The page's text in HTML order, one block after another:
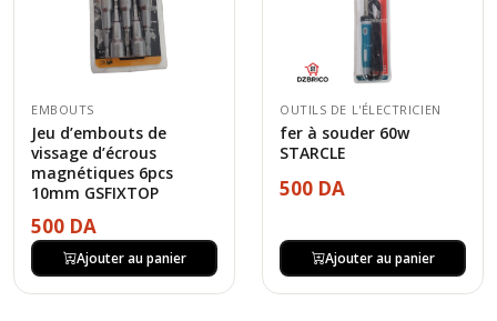
EMBOUTS
Jeu d’embouts de
vissage d’écrous
magnétiques 6pcs
10mm GSFIXTOP
500 DA
Ajouter au panier
OUTILS DE L'ÉLECTRICIEN
fer à souder 60w
STARCLE
500 DA
Ajouter au panier